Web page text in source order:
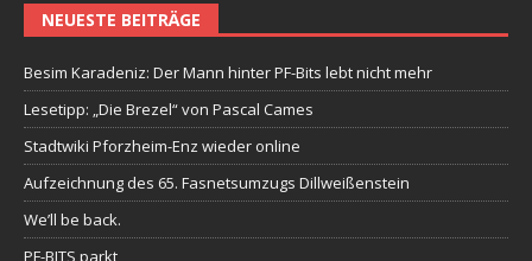
NEUESTE BEITRÄGE
Besim Karadeniz: Der Mann hinter PF-Bits lebt nicht mehr
Lesetipp: „Die Brezel“ von Pascal Cames
Stadtwiki Pforzheim-Enz wieder online
Aufzeichnung des 65. Fasnetsumzugs Dillweißenstein
We’ll be back.
PF-BITS parkt